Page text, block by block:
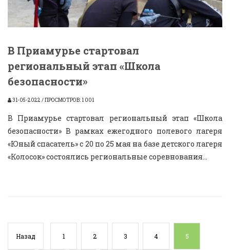
В Приамурье стартовал
региональный этап «Школа
безопасности»
31-05-2022 / ПРОСМОТРОВ: 1 001
В Приамурье стартовал региональный этап «Школа
безопасности» В рамках ежегодного полевого лагеря
«Юный спасатель» с 20 по 25 мая на базе детского лагеря
«Колосок» состоялись региональные соревнования...
Назад 1 2 3 4 5